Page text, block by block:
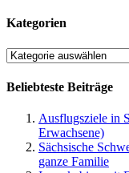
Kategorien
Kategorien
Beliebteste Beiträge
Ausflugsziele in
Erwachsene)
Sächsische
ganze Familie